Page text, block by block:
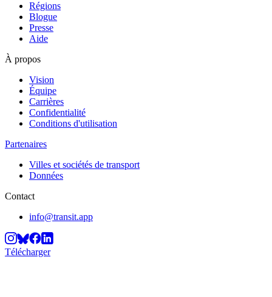
Régions
Blogue
Presse
Aide
À propos
Vision
Équipe
Carrières
Confidentialité
Conditions d'utilisation
Partenaires
Villes et sociétés de transport
Données
Contact
info@transit.app
Télécharger